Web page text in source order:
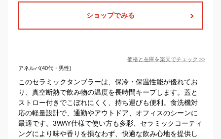
ショップでみる
価格と在庫を楽天でチェック >>
アネルバ(40代・男性)
このセラミックタンブラーは、保冷・保温性能が優れてお
り、真空断熱で飲み物の温度を長時間キープします。蓋と
ストロー付きでこぼれにくく、持ち運びも便利。食洗機対
応の軽量設計で、通勤やアウトドア、オフィスのシーンに
最適です。3WAY仕様で使い方も多彩、セラミックコーティ
ングにより味や香りを損なわず、快適な飲み心地を提供し